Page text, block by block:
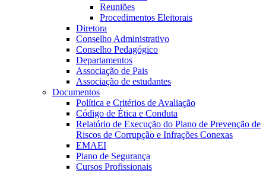
Reuniões
Procedimentos Eleitorais
Diretora
Conselho Administrativo
Conselho Pedagógico
Departamentos
Associação de Pais
Associação de estudantes
Documentos
Política e Critérios de Avaliação
Código de Ética e Conduta
Relatório de Execução do Plano de Prevenção de
Riscos de Corrupção e Infrações Conexas
EMAEI
Plano de Segurança
Cursos Profissionais